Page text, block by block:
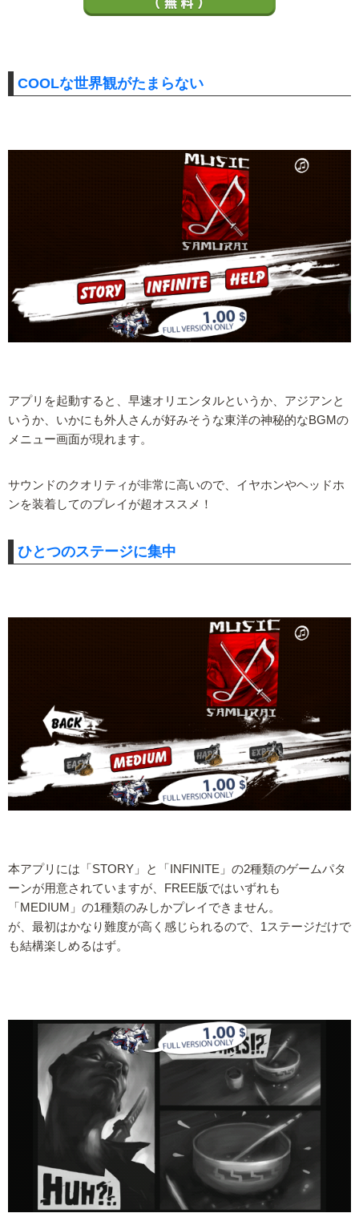
COOLな世界観がたまらない
アプリを起動すると、早速オリエンタルというか、アジアンと
いうか、いかにも外人さんが好みそうな東洋の神秘的なBGMの
メニュー画面が現れます。
サウンドのクオリティが非常に高いので、イヤホンやヘッドホ
ンを装着してのプレイが超オススメ！
ひとつのステージに集中
本アプリには「STORY」と「INFINITE」の2種類のゲームパタ
ーンが用意されていますが、FREE版ではいずれも
「MEDIUM」の1種類のみしかプレイできません。
が、最初はかなり難度が高く感じられるので、1ステージだけで
も結構楽しめるはず。